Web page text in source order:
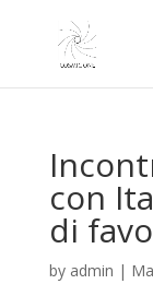
con
di
by admin |